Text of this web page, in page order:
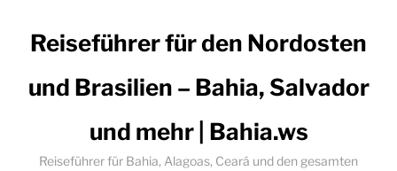
Reiseführer für den Nordosten
und Brasilien – Bahia, Salvador
und mehr | Bahia.ws
Reiseführer für Bahia, Alagoas, Ceará und den gesamten